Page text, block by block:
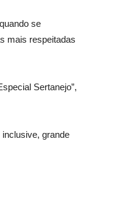
se
mais respeitadas
Sertanejo”,
inclusive, grande